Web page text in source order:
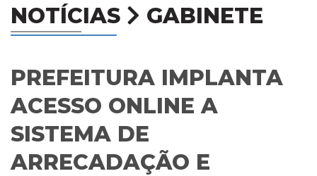
NOTÍCIAS GABINETE
PREFEITURA IMPLANTA
ACESSO ONLINE A
SISTEMA DE
ARRECADAÇÃO E